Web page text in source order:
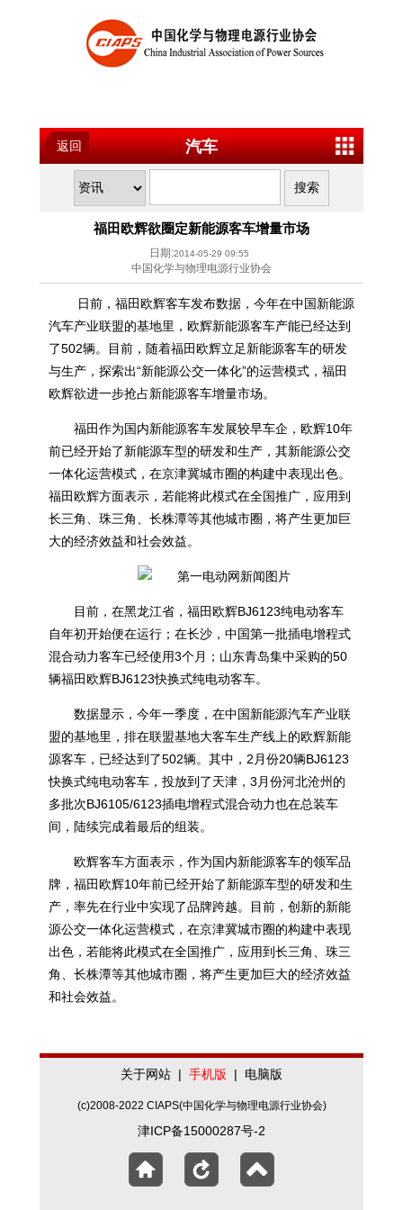
返回 汽车
福田欧辉欲圈定新能源客车增量市场
日期:2014-05-29 09:55
中国化学与物理电源行业协会
日前，福田欧辉客车发布数据，今年在中国新能源
汽车产业联盟的基地里，欧辉新能源客车产能已经达到
了502辆。目前，随着福田欧辉立足新能源客车的研发
与生产，探索出“新能源公交一体化”的运营模式，福田
欧辉欲进一步抢占新能源客车增量市场。
福田作为国内新能源客车发展较早车企，欧辉10年
前已经开始了新能源车型的研发和生产，其新能源公交
一体化运营模式，在京津冀城市圈的构建中表现出色。
福田欧辉方面表示，若能将此模式在全国推广，应用到
长三角、珠三角、长株潭等其他城市圈，将产生更加巨
大的经济效益和社会效益。
目前，在黑龙江省，福田欧辉BJ6123纯电动客车
自年初开始便在运行；在长沙，中国第一批插电增程式
混合动力客车已经使用3个月；山东青岛集中采购的50
辆福田欧辉BJ6123快换式纯电动客车。
数据显示，今年一季度，在中国新能源汽车产业联
盟的基地里，排在联盟基地大客车生产线上的欧辉新能
源客车，已经达到了502辆。其中，2月份20辆BJ6123
快换式纯电动客车，投放到了天津，3月份河北沧州的
多批次BJ6105/6123插电增程式混合动力也在总装车
间，陆续完成着最后的组装。
欧辉客车方面表示，作为国内新能源客车的领军品
牌，福田欧辉10年前已经开始了新能源车型的研发和生
产，率先在行业中实现了品牌跨越。目前，创新的新能
源公交一体化运营模式，在京津冀城市圈的构建中表现
出色，若能将此模式在全国推广，应用到长三角、珠三
角、长株潭等其他城市圈，将产生更加巨大的经济效益
和社会效益。
关于网站 | 手机版 | 电脑版
(c)2008-2022 CIAPS(中国化学与物理电源行业协会)
津ICP备15000287号-2